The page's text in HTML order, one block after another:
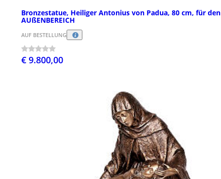
Bronzestatue, Heiliger Antonius von Padua, 80 cm, für den
AUßENBEREICH
AUF BESTELLUNG
€ 9.800,00